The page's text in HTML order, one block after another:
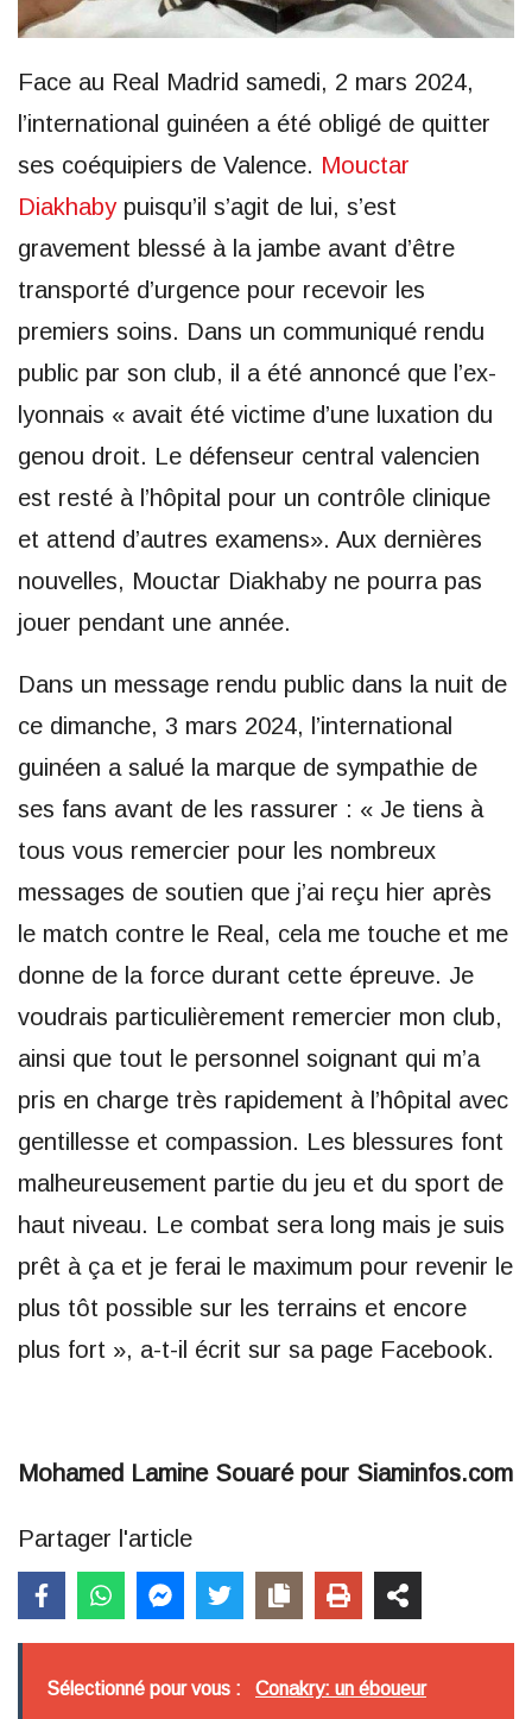
Face au Real Madrid samedi, 2 mars 2024,
l’international guinéen a été obligé de quitter
ses coéquipiers de Valence. Mouctar
Diakhabypuisqu’il s’agit de lui, s’est
gravement blessé à la jambe avant d’être
transporté d’urgence pour recevoir les
premiers soins. Dans un communiqué rendu
public par son club, il a été annoncé que l’ex-
lyonnais « avait été victime d’une luxation du
genou droit. Le défenseur central valencien
est resté à l’hôpital pour un contrôle clinique
et attend d’autres examens». Aux dernières
nouvelles, Mouctar Diakhaby ne pourra pas
jouer pendant une année.
Dans un message rendu public dans la nuit de
ce dimanche, 3 mars 2024, l’international
guinéen a salué la marque de sympathie de
ses fans avant de les rassurer : « Je tiens à
tous vous remercier pour les nombreux
messages de soutien que j’ai reçu hier après
le match contre le Real, cela me touche et me
donne de la force durant cette épreuve. Je
voudrais particulièrement remercier mon club,
ainsi que tout le personnel soignant qui m’a
pris en charge très rapidement à l’hôpital avec
gentillesse et compassion. Les blessures font
malheureusement partie du jeu et du sport de
haut niveau. Le combat sera long mais je suis
prêt à ça et je ferai le maximum pour revenir le
plus tôt possible sur les terrains et encore
plus fort », a-t-il écrit sur sa page Facebook.
Mohamed Lamine Souaré pour Siaminfos.com
Partager l'article
Sélectionné pour vous : Conakry: un éboueur